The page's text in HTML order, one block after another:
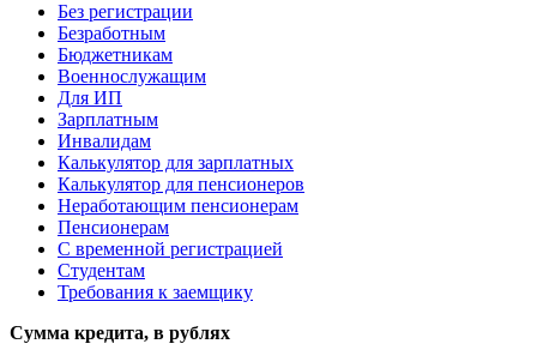
Без регистрации
Безработным
Бюджетникам
Военнослужащим
Для ИП
Зарплатным
Инвалидам
Калькулятор для зарплатных
Калькулятор для пенсионеров
Неработающим пенсионерам
Пенсионерам
С временной регистрацией
Студентам
Требования к заемщику
Сумма кредита, в рублях